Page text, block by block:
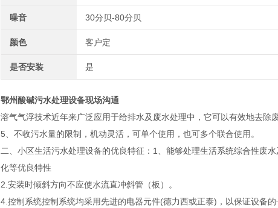
噪音 30分贝-80分贝
颜色 客户定
是否安装 是
鄂州酸碱污水处理设备现场沟通
溶气气浮技术近年来广泛应用于给排水及废水处理中，它可以有效地去除
5、不收污水量的限制，机动灵活，可单个使用，也可多个联合使用。
二、小区生活污水处理设备的优良特征：1、能够处理生活系统综合性废
化等优良特性
2.安装时倾斜方向不应使水流直冲斜管（板）。
4.控制系统控制系统均采用先进的电器元件(德力西或正泰)，以保证设备的